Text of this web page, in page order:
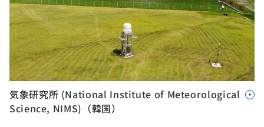
気象研究所 (National Institute of Meteorological
Science, NIMS)（韓国）